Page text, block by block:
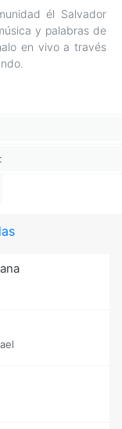
él Salvador
y palabras de
en vivo a través